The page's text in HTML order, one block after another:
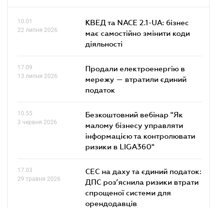
10.01
22 липня 2026
КВЕД та NACE 2.1-UA: бізнес
має самостійно змінити коди
діяльності
17.09
13 липня 2026
Продали електроенергію в
мережу — втратили єдиний
податок
10.55
3 червня 2026
Безкоштовний вебінар "Як
малому бізнесу управляти
інформацією та контролювати
ризики в LIGA360"
17.03
29 травня 2026
СЕС на даху та єдиний податок:
ДПС роз’яснила ризики втрати
спрощеної системи для
орендодавців